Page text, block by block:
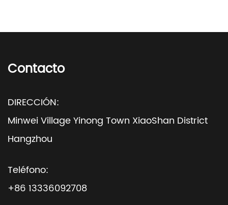
Contacto
DIRECCIÓN:
Minwei Village Yinong Town XiaoShan District
Hangzhou
Teléfono:
+86 13336092708